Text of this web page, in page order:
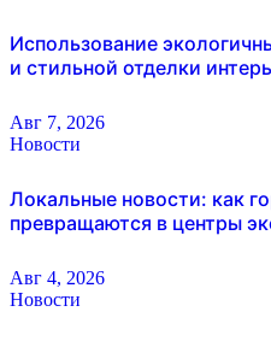
Использование
и стильной отделки
Авг 7, 2026
Новости
Локальные новости: как
превращаются в центры
Авг 4, 2026
Новости